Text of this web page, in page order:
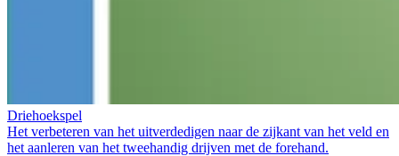
Driehoekspel
Het verbeteren van het uitverdedigen naar de zijkant van het veld en
het aanleren van het tweehandig drijven met de forehand.